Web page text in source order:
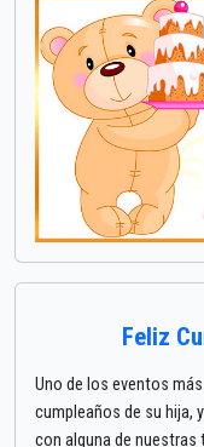
Feliz
Uno de los eventos
cumpleaños de su hija,
con alguna de nuestras